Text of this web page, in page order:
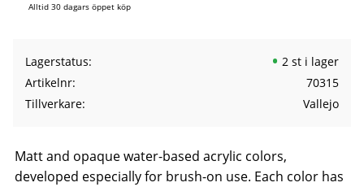
Alltid 30 dagars öppet köp
Lagerstatus
2 st i lager
Artikelnr
70315
Tillverkare
Vallejo
Matt and opaque water-based acrylic colors,
developed especially for brush-on use. Each color has